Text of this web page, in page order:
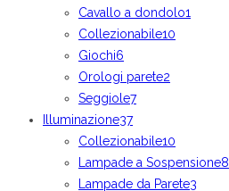
Cavallo a dondolo1
Collezionabile10
Giochi6
Orologi parete2
Seggiole7
Illuminazione37
Collezionabile10
Lampade a Sospensione8
Lampade da Parete3